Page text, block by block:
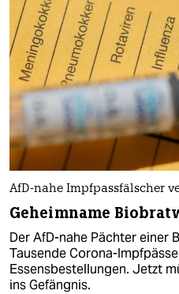
AfD-nahe Impfpassfälscher
Geheimname
Der AfD-nahe Pächter einer
Tausende Corona-
Essensbestellungen. Jetzt
ins Gefängnis.